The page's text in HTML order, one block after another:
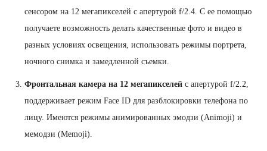
сенсором на 12 мегапикселей с апертурой f/2.4. С ее помощью
получаете возможность делать качественные фото и видео в
разных условиях освещения, использовать режимы портрета,
ночного снимка и замедленной съемки.
Фронтальная камера на 12 мегапикселей с апертурой f/2.2,
поддерживает режим Face ID для разблокировки телефона по
лицу. Имеются режимы анимированных эмодзи (Animoji) и
мемодзи (Memoji).